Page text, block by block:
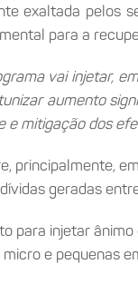
exaltada pelos
para a
vai injetar,
aumento
mitigação dos
principalmente,
geradas
para injetar
e pequenas